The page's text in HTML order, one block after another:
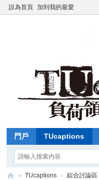
設為首頁 加到我的最愛
門戶 TUcaptions
» TUcaptions › 綜合討論區